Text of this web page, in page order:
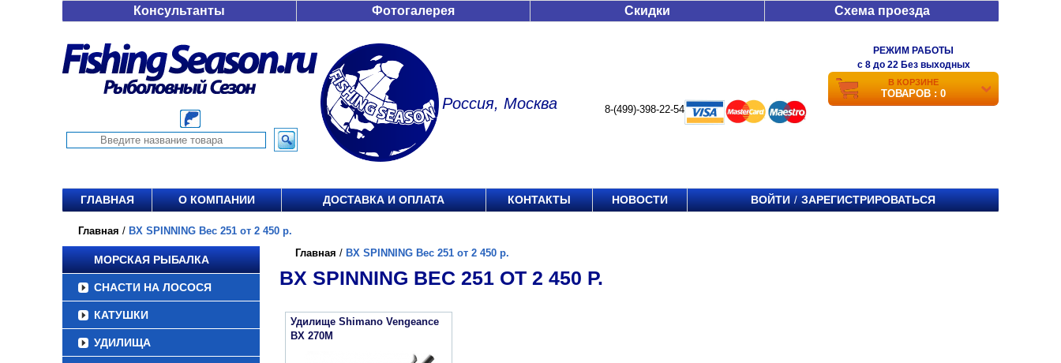
Консультанты Фотогалерея Скидки Схема проезда
Россия, Москва 8-(499)-398-22-54
РЕЖИМ РАБОТЫ
c 8 до 22 Без выходных
В КОРЗИНЕ
ТОВАРОВ : 0
ГЛАВНАЯ О КОМПАНИИ ДОСТАВКА И ОПЛАТА КОНТАКТЫ НОВОСТИ ВОЙТИ / ЗАРЕГИСТРИРОВАТЬСЯ
Главная / BX SPINNING Вес 251 от 2 450 р.
МОРСКАЯ РЫБАЛКА
СНАСТИ НА ЛОСОСЯ
КАТУШКИ
УДИЛИЩА
Главная / BX SPINNING Вес 251 от 2 450 р.
BX SPINNING ВЕС 251 ОТ 2 450 Р.
Удилище Shimano Vengeance
BX 270M